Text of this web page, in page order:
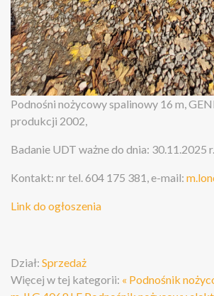
Podnośni nożycowy spalinowy 16 m,
produkcji 2002,
Badanie UDT ważne do dnia: 30.11.2025 r.
Kontakt: nr tel. 604 175 381, e-mail:
Link do ogłoszenia
Dział: Sprzedaż
Więcej w tej kategorii: « Podnośnik